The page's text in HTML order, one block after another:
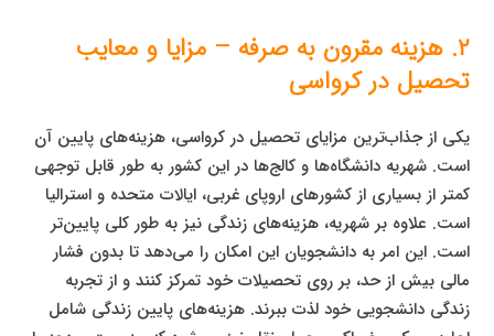
۲. هزینه مقرون به صرفه – مزایا و معایب
تحصیل در کرواسی
یکی از جذاب‌ترین مزایای تحصیل در کرواسی، هزینه‌های پایین آن
است. شهریه دانشگاه‌ها و کالج‌ها در این کشور به طور قابل توجهی
کمتر از بسیاری از کشورهای اروپای غربی، ایالات متحده و استرالیا
است. علاوه بر شهریه، هزینه‌های زندگی نیز به طور کلی پایین‌تر
است. این امر به دانشجویان این امکان را می‌دهد تا بدون فشار
مالی بیش از حد، بر روی تحصیلات خود تمرکز کنند و از تجربه
زندگی دانشجویی خود لذت ببرند. هزینه‌های پایین زندگی شامل